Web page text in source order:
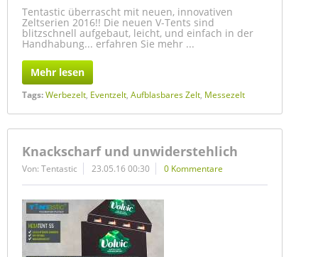
Tentastic überrascht mit neuen, innovativen
Zeltserien 2016!! Die neuen V-Tents sind
blitzschnell aufgebaut, leicht, und einfach in der
Handhabung... erfahren Sie mehr ...
Mehr lesen
Tags:Werbezelt, Eventzelt, Aufblasbares Zelt, Messezelt
Knackscharf und unwiderstehlich
Von: Tentastic 23.05.16 00:30 0 Kommentare